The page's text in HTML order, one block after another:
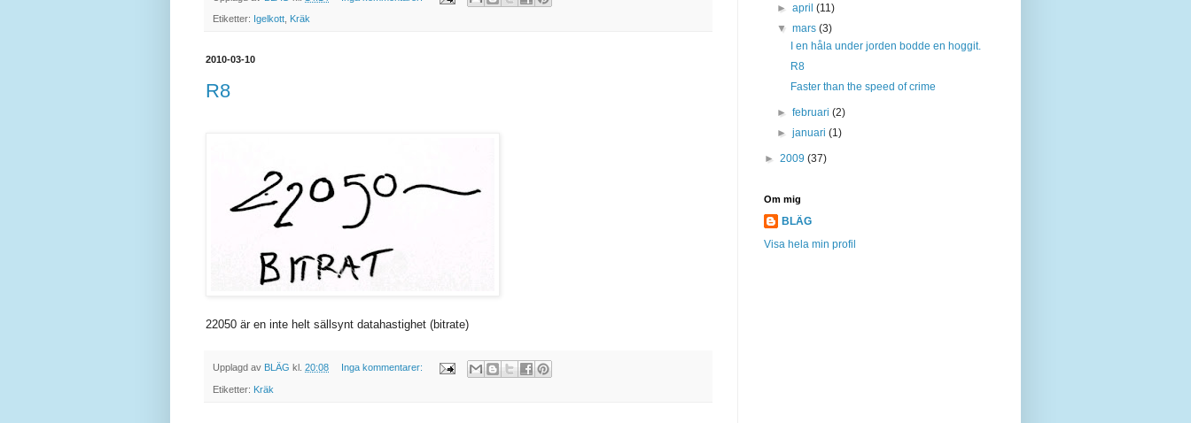
Etiketter: Igelkott, Kräk
2010-03-10
R8
22050 är en inte helt sällsynt datahastighet (bitrate)
Upplagd av BLÄG kl. 20:08 Inga kommentarer:
Etiketter: Kräk
►april(11)
▼mars(3)
I en håla under jorden bodde en hoggit.
R8
Faster than the speed of crime
►februari(2)
►januari(1)
► 2009 (37)
Om mig
BLÄG
Visa hela min profil